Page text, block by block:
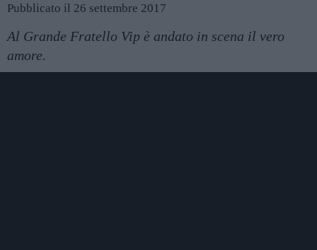
Pubblicato il 26 settembre 2017
Al Grande Fratello Vip è andato in scena il vero
amore.